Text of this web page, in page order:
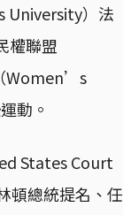
University）法
權聯盟
Women’s
動。
States Court
頓總統提名、任